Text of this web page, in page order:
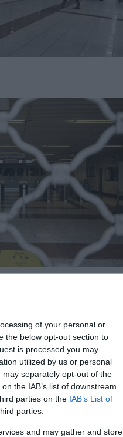
of your personal or
the below opt-out section to
is processed you may
utilized by us or personal
separately opt-out of the
the IAB’s list of downstream
parties on the IAB’s List of
parties.
and may gather and store